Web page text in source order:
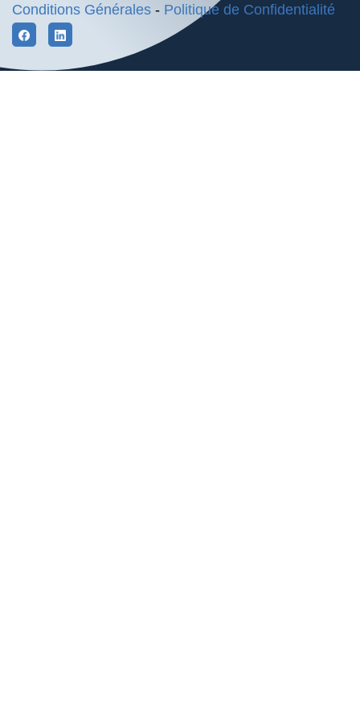
Conditions Générales - Politique de Confidentialité